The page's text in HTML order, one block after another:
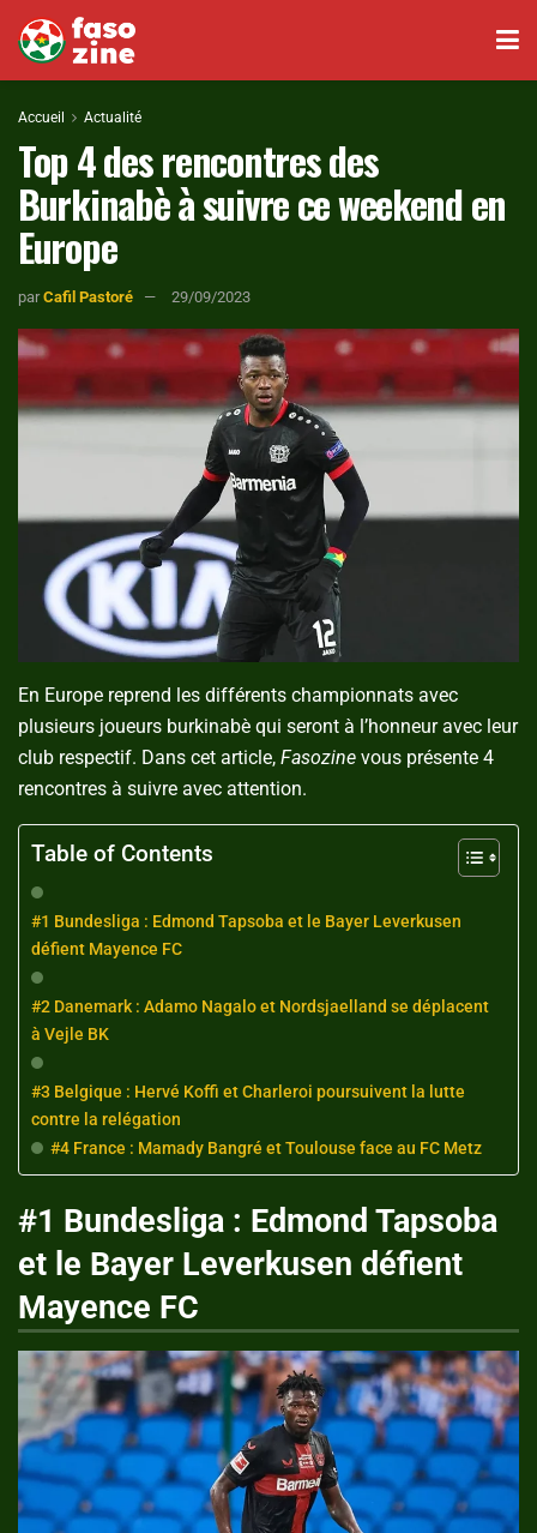
Accueil Actualité
Top 4 des rencontres des
Burkinabè à suivre ce weekend en
Europe
par Cafil Pastoré 29/09/2023
En Europe reprend les différents championnats avec
plusieurs joueurs burkinabè qui seront à l’honneur avec leur
club respectif. Dans cet article, Fasozine vous présente 4
rencontres à suivre avec attention.
Table of Contents
#1 Bundesliga : Edmond Tapsoba et le Bayer Leverkusen
défient Mayence FC
#2 Danemark : Adamo Nagalo et Nordsjaelland se déplacent
à Vejle BK
#3 Belgique : Hervé Koffi et Charleroi poursuivent la lutte
contre la relégation
#4 France : Mamady Bangré et Toulouse face au FC Metz
#1 Bundesliga : Edmond Tapsoba
et le Bayer Leverkusen défient
Mayence FC